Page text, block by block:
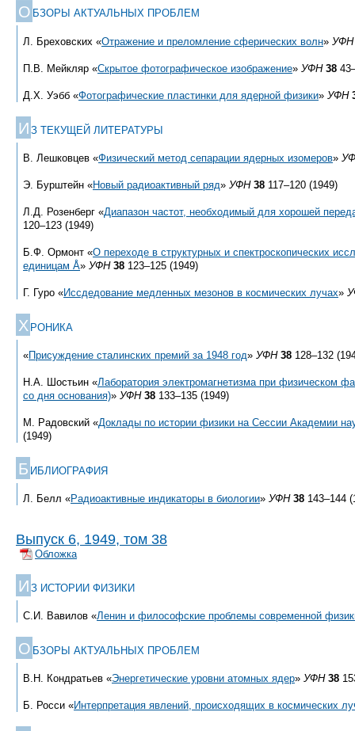
О БЗОРЫ АКТУАЛЬНЫХ ПРОБЛЕМ
Л. Бреховских «Отражение и преломление сферических волн» УФН
П.В. Мейкляр «Скрытое фотографическое изображение» УФН 38
Д.Х. Уэбб «Фотографические пластинки для ядерной физики» УФН
И З ТЕКУЩЕЙ ЛИТЕРАТУРЫ
В. Лешковцев «Физический метод сепарации ядерных изомеров»
Э. Бурштейн «Новый радиоактивный ряд» УФН 38 117–120 (1949)
Л.Д. Розенберг «Диапазон частот, необходимый для хорошей
120–123 (1949)
Б.Ф. Ормонт «О переходе в структурных и спектроскопических
единицам Å» УФН 38 123–125 (1949)
Г. Гуро «Иссдедование медленных мезонов в космических лучах»
Х РОНИКА
«Присуждение сталинских премий за 1948 год» УФН 38 128–132
Н.А. Шостьин «Лаборатория электромагнетизма при физическом
со дня основания)» УФН 38 133–135 (1949)
М. Радовский «Доклады по истории физики на Сессии Академии
(1949)
Б ИБЛИОГРАФИЯ
Л. Белл «Радиоактивные индикаторы в биологии» УФН 38 143–144
Выпуск 6, 1949, том 38
Обложка
И З ИСТОРИИ ФИЗИКИ
С.И. Вавилов «Ленин и философские проблемы современной
О БЗОРЫ АКТУАЛЬНЫХ ПРОБЛЕМ
В.Н. Кондратьев «Энергетические уровни атомных ядер» УФН 38
Б. Росси «Интерпретация явлений, происходящих в космических